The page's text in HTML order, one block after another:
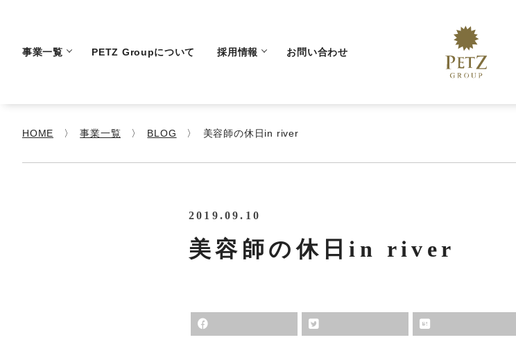
事業一覧 PETZ Groupについて 採用情報 お問い合わせ
HOME 事業一覧 BLOG 美容師の休日in river
2019.09.10
美容師の休日in river